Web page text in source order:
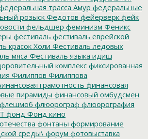
трасса Амур федеральные
розыск Федотов фейерверк фейк
фельдшер феминизм Феникс
фестиваль фестиваль еврейской
красок Холи Фестиваль ледовых
мяса Фестиваль языка идиш
комплекс фиксированная
Филиппов Филиппова
грамотность финансовая
пирамиды финансовый омбудсмен
флешмоб флюорограф флюорография
фонд Фонд кино
фонтаны формирование
среды\ форум фотовыставка